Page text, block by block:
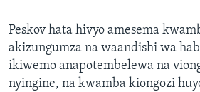
Peskov hata hivyo amesema
akizungumza na waandishi wa
ikiwemo anapotembelewa na
nyingine, na kwamba kiongozi